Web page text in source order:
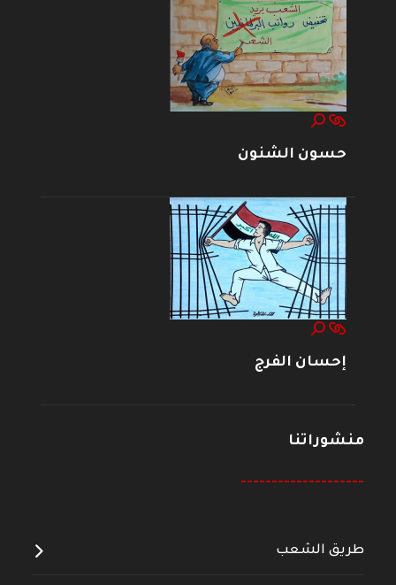
حسون الشنون
إحسان الفرج
منشوراتنا
--------------------
طريق الشعب